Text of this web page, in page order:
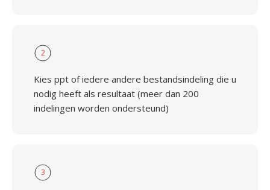
2
Kies ppt of iedere andere bestandsindeling die u
nodig heeft als resultaat (meer dan 200
indelingen worden ondersteund)
3